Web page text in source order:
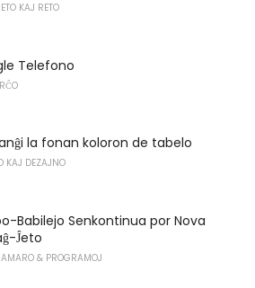
KAJ RETO
Telefono
la fonan koloron de tabelo
KAJ DEZAJNO
Babilejo Senkontinua por Nova
Ĵeto
& PROGRAMOJ